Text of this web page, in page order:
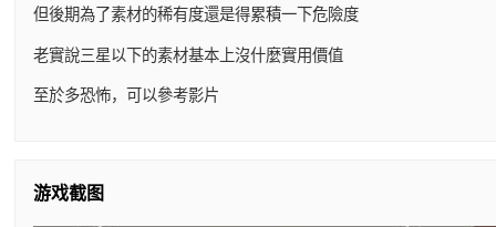
但後期為了素材的稀有度還是得累積一下危險度
老實說三星以下的素材基本上沒什麼實用價值
至於多恐怖，可以參考影片
游戏截图